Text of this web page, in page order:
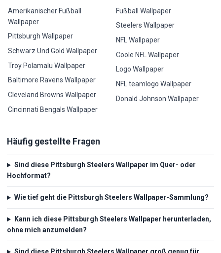
Amerikanischer Fußball
Wallpaper
Pittsburgh Wallpaper
Schwarz Und Gold Wallpaper
Troy Polamalu Wallpaper
Baltimore Ravens Wallpaper
Cleveland Browns Wallpaper
Cincinnati Bengals Wallpaper
Fußball Wallpaper
Steelers Wallpaper
NFL Wallpaper
Coole NFL Wallpaper
Logo Wallpaper
NFL teamlogo Wallpaper
Donald Johnson Wallpaper
Häufig gestellte Fragen
Sind diese Pittsburgh Steelers Wallpaper im Quer- oder
Hochformat?
Wie tief geht die Pittsburgh Steelers Wallpaper-Sammlung?
Kann ich diese Pittsburgh Steelers Wallpaper herunterladen,
ohne mich anzumelden?